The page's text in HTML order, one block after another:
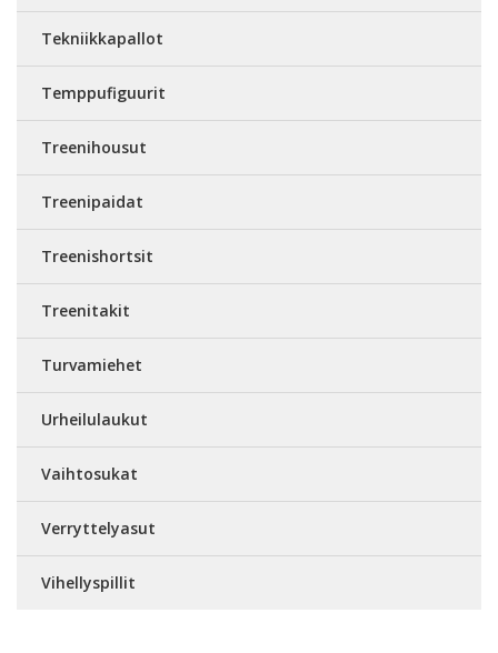
Tekniikkapallot
Temppufiguurit
Treenihousut
Treenipaidat
Treenishortsit
Treenitakit
Turvamiehet
Urheilulaukut
Vaihtosukat
Verryttelyasut
Vihellyspillit